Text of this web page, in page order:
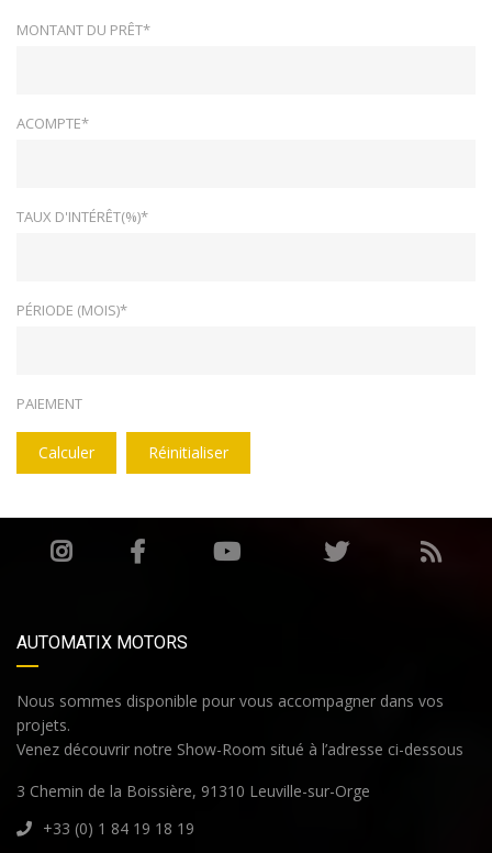
MONTANT DU PRÊT*
ACOMPTE*
TAUX D'INTÉRÊT(%)*
PÉRIODE (MOIS)*
PAIEMENT
Calculer Réinitialiser
AUTOMATIX MOTORS
Nous sommes disponible pour vous accompagner dans vos
projets.
Venez découvrir notre Show-Room situé à l’adresse ci-dessous
3 Chemin de la Boissière, 91310 Leuville-sur-Orge
+33 (0) 1 84 19 18 19